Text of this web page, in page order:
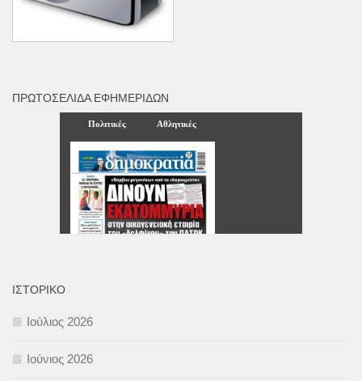
ΠΡΩΤΟΣΈΛΙΔΑ ΕΦΗΜΕΡΊΔΩΝ
ΙΣΤΟΡΙΚΌ
Ιούλιος 2026
Ιούνιος 2026